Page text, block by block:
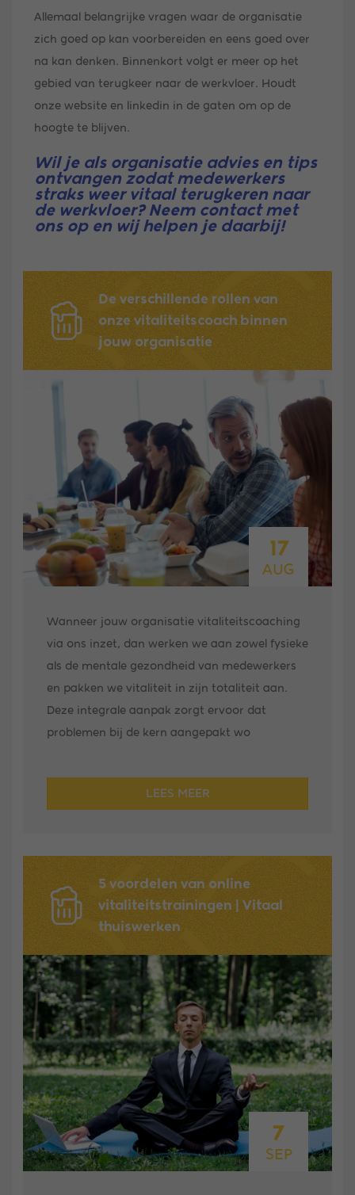
Allemaal belangrijke vragen waar de organisatie
zich goed op kan voorbereiden en eens goed over
na kan denken. Binnenkort volgt er meer op het
gebied van terugkeer naar de werkvloer. Houdt
onze website en linkedin in de gaten om op de
hoogte te blijven.
Wil je als organisatie advies en tips
ontvangen zodat medewerkers
straks weer vitaal terugkeren naar
de werkvloer? Neem contact met
ons op en wij helpen je daarbij!
De verschillende rollen van
onze vitaliteitscoach binnen
jouw organisatie
17
AUG
Wanneer jouw organisatie vitaliteitscoaching
via ons inzet, dan werken we aan zowel fysieke
als de mentale gezondheid van medewerkers
en pakken we vitaliteit in zijn totaliteit aan.
Deze integrale aanpak zorgt ervoor dat
problemen bij de kern aangepakt wo
LEES MEER
5 voordelen van online
vitaliteitstrainingen | Vitaal
thuiswerken
7
SEP